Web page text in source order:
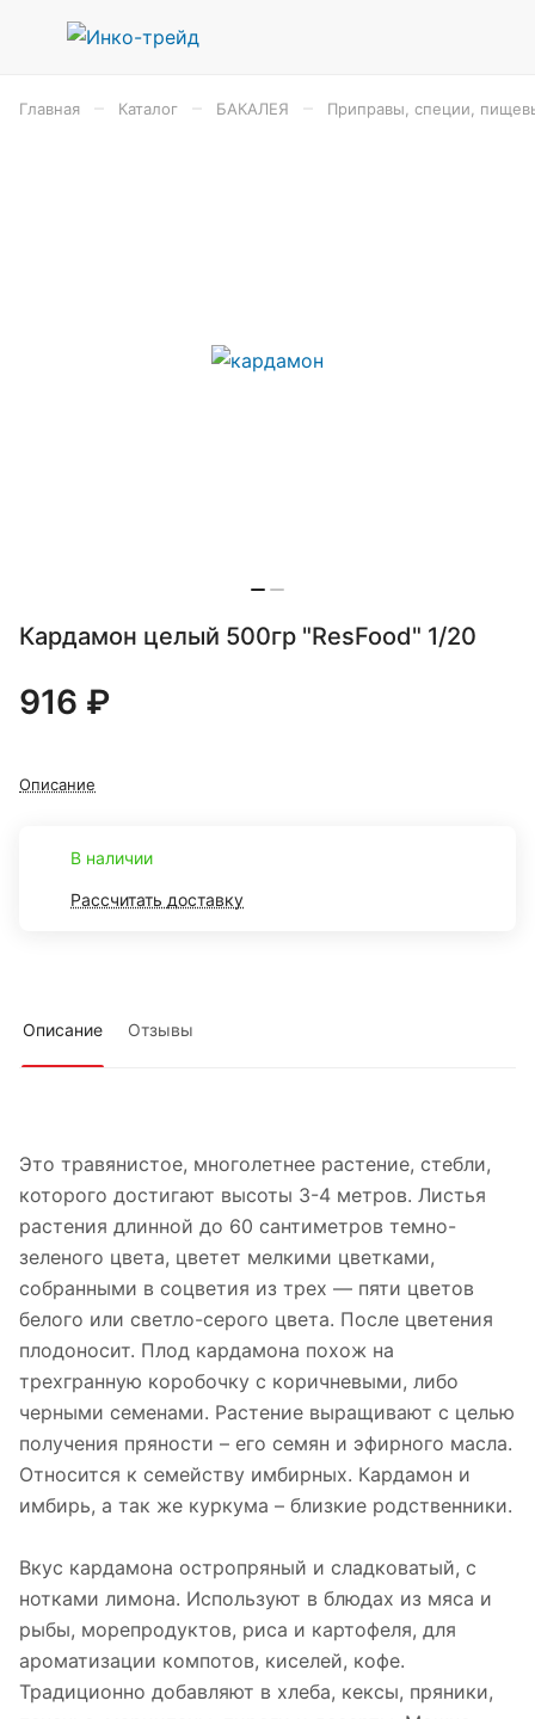
Главная Каталог БАКАЛЕЯ Приправы, специи,
Кардамон целый 500гр "ResFood" 1/20
916 ₽
Описание
В наличии
Рассчитать доставку
Описание Отзывы
Это травянистое, многолетнее растение, стебли,
которого достигают высоты 3-4 метров. Листья
растения длинной до 60 сантиметров темно-
зеленого цвета, цветет мелкими цветками,
собранными в соцветия из трех — пяти цветов
белого или светло-серого цвета. После цветения
плодоносит. Плод кардамона похож на
трехгранную коробочку с коричневыми, либо
черными семенами. Растение выращивают с целью
получения пряности – его семян и эфирного масла.
Относится к семейству имбирных. Кардамон и
имбирь, а так же куркума – близкие родственники.
Вкус кардамона остропряный и сладковатый, с
нотками лимона. Используют в блюдах из мяса и
рыбы, морепродуктов, риса и картофеля, для
ароматизации компотов, киселей, кофе.
Традиционно добавляют в хлеба, кексы, пряники,